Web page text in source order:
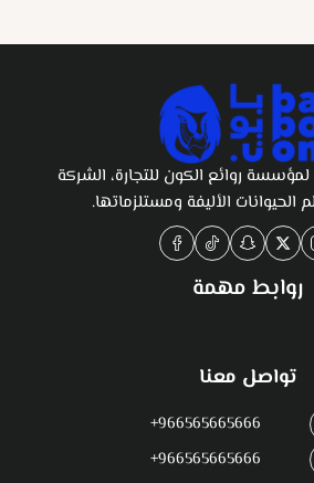
متجر Baboonstore لمؤسسة روائع الكون للتجارة، الشركة
الحيوانات الأليفة ومستلزماتها.
روابط مهمة
تواصل معنا
+966565665666
+966565665666